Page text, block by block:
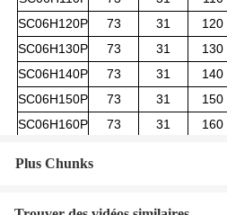
SC06H120P
73 31 120
SC06H130P
73 31 130
SC06H140P
73 31 140
SC06H150P
73 31 150
SC06H160P
73 31 160
Plus Chunks